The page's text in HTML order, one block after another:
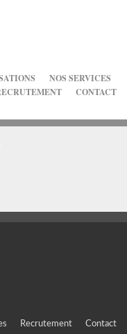
NOS SERVICES
CONTACT
Recrutement Contact